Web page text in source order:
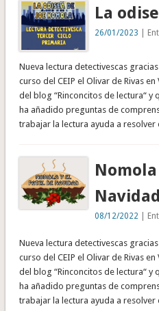
La
26/01/2023 |
Nueva lectura detectivescas
curso del CEIP el Olivar de Rivas
del blog “Rinconcitos de lectura“ y
ha añadido preguntas de
trabajar la lectura ayuda a
Navidad
08/12/2022 |
Nueva lectura detectivescas
curso del CEIP el Olivar de Rivas
del blog “Rinconcitos de lectura“ y
ha añadido preguntas de
trabajar la lectura ayuda a